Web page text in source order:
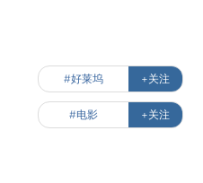
#好莱坞 +关注
#电影 +关注